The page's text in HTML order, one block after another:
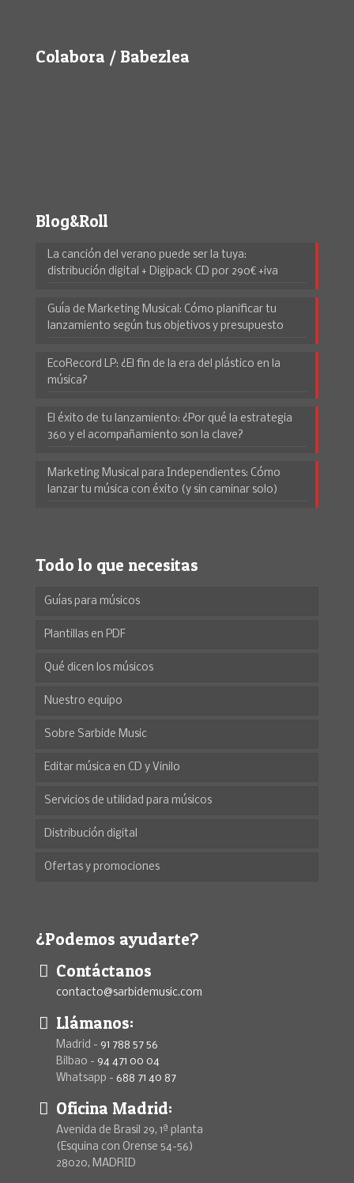
Colabora / Babezlea
Blog&Roll
La canción del verano puede ser la tuya:
distribución digital + Digipack CD por 290€ +iva
Guía de Marketing Musical: Cómo planificar tu
lanzamiento según tus objetivos y presupuesto
EcoRecord LP: ¿El fin de la era del plástico en la
música?
El éxito de tu lanzamiento: ¿Por qué la estrategia
360 y el acompañamiento son la clave?
Marketing Musical para Independientes: Cómo
lanzar tu música con éxito (y sin caminar solo)
Todo lo que necesitas
Guías para músicos
Plantillas en PDF
Qué dicen los músicos
Nuestro equipo
Sobre Sarbide Music
Editar música en CD y Vinilo
Servicios de utilidad para músicos
Distribución digital
Ofertas y promociones
¿Podemos ayudarte?
Contáctanos
contacto@sarbidemusic.com
Llámanos:
Madrid - 91 788 57 56
Bilbao - 94 471 00 04
Whatsapp - 688 71 40 87
Oficina Madrid:
Avenida de Brasil 29, 1ª planta
(Esquina con Orense 54-56)
28020, MADRID